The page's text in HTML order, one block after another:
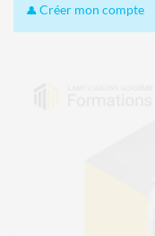
Créer mon compte